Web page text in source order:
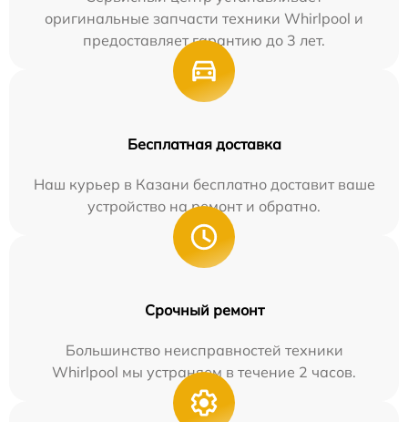
оригинальные запчасти техники Whirlpool и
предоставляет гарантию до 3 лет.
Бесплатная доставка
Наш курьер в Казани бесплатно доставит ваше
устройство на ремонт и обратно.
Срочный ремонт
Большинство неисправностей техники
Whirlpool мы устраняем в течение 2 часов.